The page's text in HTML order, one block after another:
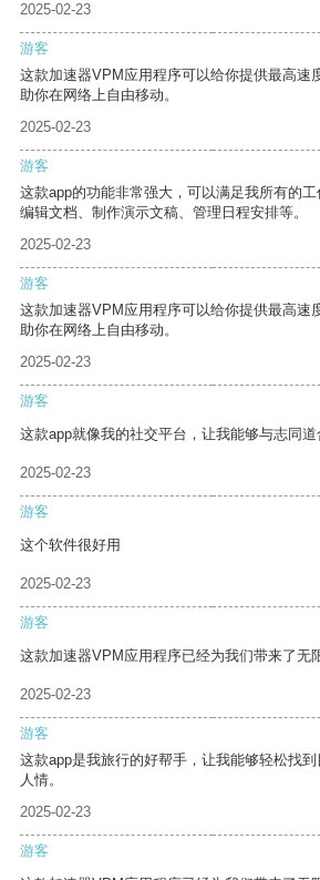
2025-02-23
游客
这款加速器VPM应用程序可以给你提供最高速
助你在网络上自由移动。
2025-02-23
游客
这款app的功能非常强大，可以满足我所有的
编辑文档、制作演示文稿、管理日程安排等。
2025-02-23
游客
这款加速器VPM应用程序可以给你提供最高速
助你在网络上自由移动。
2025-02-23
游客
这款app就像我的社交平台，让我能够与志同道
2025-02-23
游客
这个软件很好用
2025-02-23
游客
这款加速器VPM应用程序已经为我们带来了无
2025-02-23
游客
这款app是我旅行的好帮手，让我能够轻松找
人情。
2025-02-23
游客